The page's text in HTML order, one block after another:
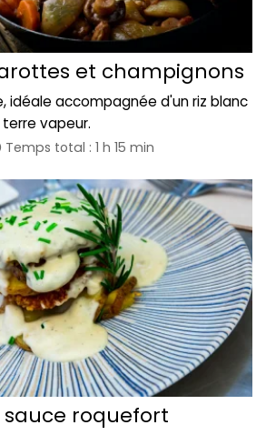
et champignons
idéale accompagnée d'un riz blanc
vapeur.
Temps total : 1 h 15 min
roquefort